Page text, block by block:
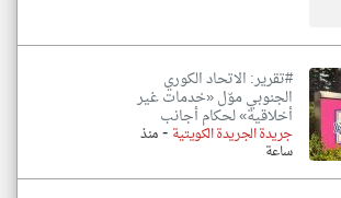
#تقرير: الاتحاد الكوري
الجنوبي موّل «خدمات غير
أخلاقية» لحكام أجانب
جريدة الجريدة الكويتية-منذ
ساعة